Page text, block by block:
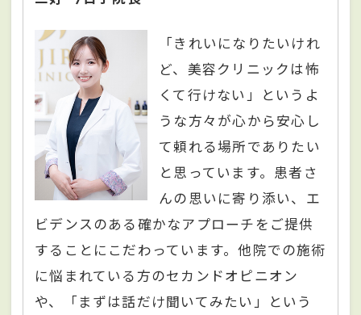
「きれいになりたいけれ
ど、美容クリニックは怖
くて行けない」というよ
うな方々が心から安心し
て頼れる場所でありたい
と思っています。患者さ
んの思いに寄り添い、エ
ビデンスのある確かなアプローチをご提供
することにこだわっています。他院での施術
に悩まれている方のセカンドオピニオン
や、「まずは話だけ聞いてみたい」という